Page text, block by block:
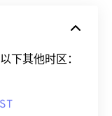
下其他时区：